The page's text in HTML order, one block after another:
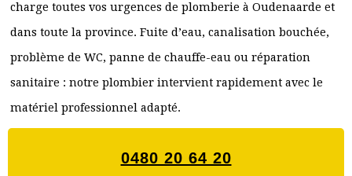
charge toutes vos urgences de plomberie à Oudenaarde et
dans toute la province. Fuite d’eau, canalisation bouchée,
problème de WC, panne de chauffe-eau ou réparation
sanitaire : notre plombier intervient rapidement avec le
matériel professionnel adapté.
0480 20 64 20